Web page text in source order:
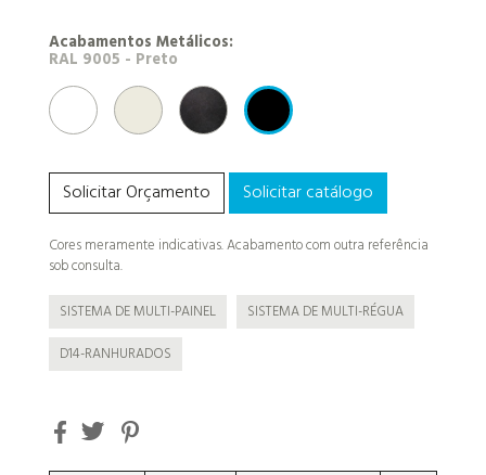
Acabamentos Metálicos:
TH09 - Branco Brilhante 1213
RAL 9010 - BrancoNEROTEX (antracite)
RAL 9005 - Preto
Solicitar Orçamento Solicitar catálogo
Cores meramente indicativas. Acabamento com outra referência
sob consulta.
SISTEMA DE MULTI-PAINEL
SISTEMA DE MULTI-RÉGUA
D14-RANHURADOS